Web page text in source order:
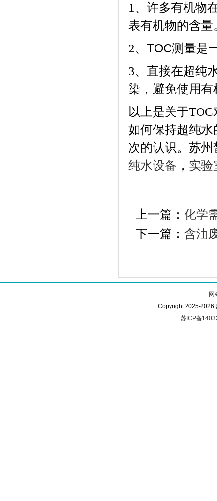
1 、许多有机物
表有机物的含量
2、 TOC测量是
3、直接在超纯
染，避免使用
以上是关于TOC
如何保持超纯
次的认识。 苏州
纯水设备 ， 实验
上一篇： 化学
下一篇： 含油
网
Copyright 2025-2026
苏ICP备